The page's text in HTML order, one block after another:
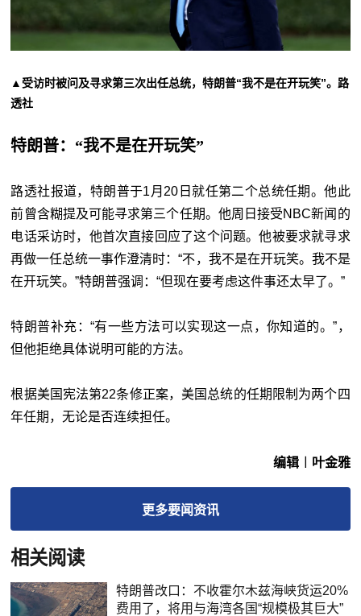
▲受访时被问及寻求第三次出任总统，特朗普“我不是在开玩笑”。路
透社
特朗普：“我不是在开玩笑”
路透社报道，特朗普于1月20日就任第二个总统任期。他此
前曾含糊提及可能寻求第三个任期。他周日接受NBC新闻的
电话采访时，他首次直接回应了这个问题。他被要求就寻求
再做一任总统一事作澄清时：“不，我不是在开玩笑。我不是
在开玩笑。”特朗普强调：“但现在要考虑这件事还太早了。”
特朗普补充：“有一些方法可以实现这一点，你知道的。”，
但他拒绝具体说明可能的方法。
根据美国宪法第22条修正案，美国总统的任期限制为两个四
年任期，无论是否连续担任。
编辑︱叶金雅
更多要闻资讯
相关阅读
特朗普改口：不收霍尔木兹海峡货运20%
费用了，将用与海湾各国“规模极其巨大”